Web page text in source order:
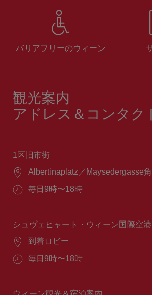
バリアフリーのウィーン
観光案内
アドレス＆コンタク
1区旧市街
場
Albertinaplatz／Maysedergasse角
営
間：
毎日9時〜18時
シュヴェヒャート・ウィーン国際空港
場
到着ロビー
営
間：
毎日9時〜18時